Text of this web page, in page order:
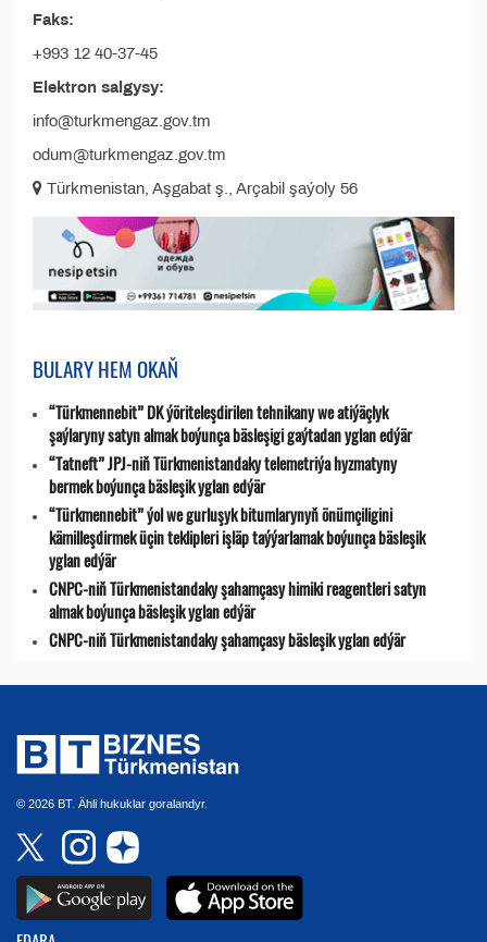
Faks:
+993 12 40-37-45
Elektron salgysy:
info@turkmengaz.gov.tm
odum@turkmengaz.gov.tm
Türkmenistan, Aşgabat ş., Arçabil şaýoly 56
BULARY HEM OKAŇ
“Türkmennebit” DK ýöriteleşdirilen tehnikany we atiýäçlyk
şaýlaryny satyn almak boýunça bäsleşigi gaýtadan yglan edýär
“Tatneft” JPJ-niň Türkmenistandaky telemetriýa hyzmatyny
bermek boýunça bäsleşik yglan edýär
“Türkmennebit” ýol we gurluşyk bitumlarynyň önümçiligini
kämilleşdirmek üçin teklipleri işläp taýýarlamak boýunça bäsleşik
yglan edýär
CNPC-niň Türkmenistandaky şahamçasy himiki reagentleri satyn
almak boýunça bäsleşik yglan edýär
CNPC-niň Türkmenistandaky şahamçasy bäsleşik yglan edýär
© 2026 BT. Ähli hukuklar goralandyr.